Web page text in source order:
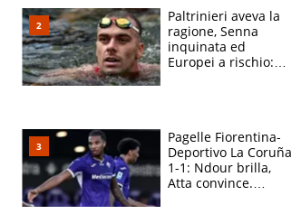
felice del mio livello"
Paltrinieri aveva la
ragione, Senna
inquinata ed
Europei a rischio:
Pagelle Fiorentina-
Deportivo La Coruña
1-1: Ndour brilla,
Atta convince.